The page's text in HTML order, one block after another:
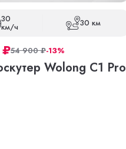
30
км/ч 30 км
₽54 900₽-13%
Wolong C1 Pro